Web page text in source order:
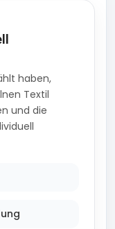
haben,
Textil
und die